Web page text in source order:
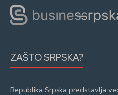
ZAŠTO SRPSKA?
Republika Srpska predstavlja